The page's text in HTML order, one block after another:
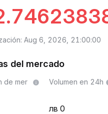
Aug 6, 2026, 21:00:00
del mercado
de mer
Volumen en 24h
0